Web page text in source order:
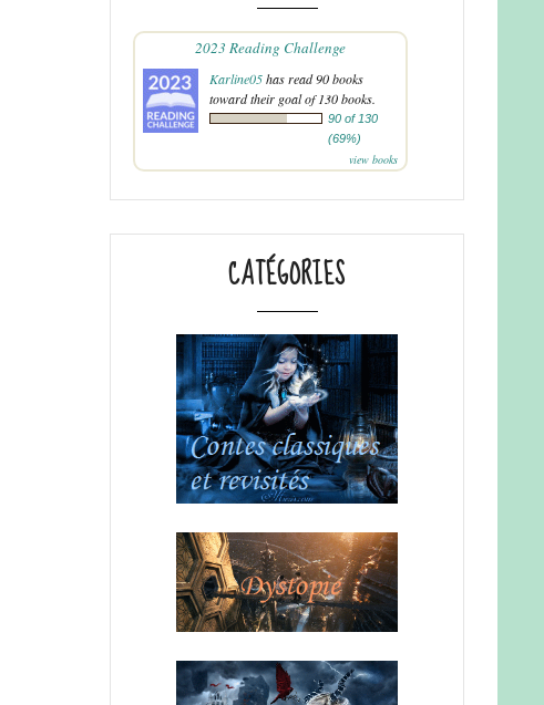
2023 Reading Challenge
Karline05has read 90 books
toward their goal of 130 books.
90 of 130
(69%)
view books
CATÉGORIES